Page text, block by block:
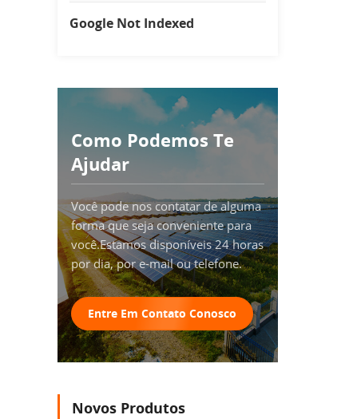
Google Not Indexed
Como Podemos Te
Ajudar
Você pode nos contatar de alguma
forma que seja conveniente para
você.Estamos disponíveis 24 horas
por dia, por e-mail ou telefone.
Entre Em Contato Conosco
Novos Produtos